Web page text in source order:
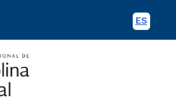
ES